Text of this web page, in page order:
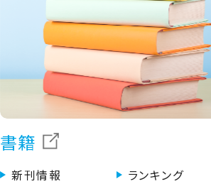
書籍
新刊情報
ランキング